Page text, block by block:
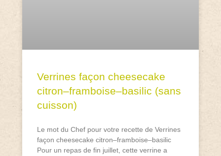
Verrines façon cheesecake
citron–framboise–basilic (sans
cuisson)
Le mot du Chef pour votre recette de Verrines
façon cheesecake citron–framboise–basilic
Pour un repas de fin juillet, cette verrine a